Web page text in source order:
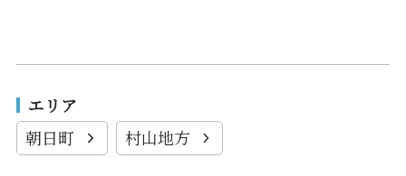
エリア
朝日町
村山地方